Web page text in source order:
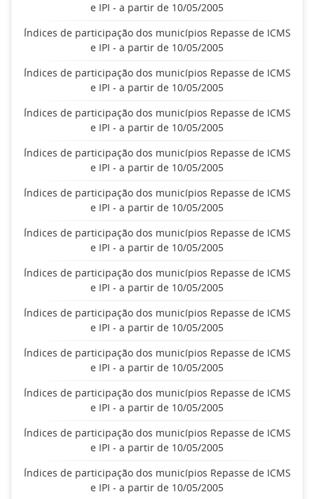
e IPI - a partir de 10/05/2005
Índices de participação dos municípios Repasse de ICMS
e IPI - a partir de 10/05/2005
Índices de participação dos municípios Repasse de ICMS
e IPI - a partir de 10/05/2005
Índices de participação dos municípios Repasse de ICMS
e IPI - a partir de 10/05/2005
Índices de participação dos municípios Repasse de ICMS
e IPI - a partir de 10/05/2005
Índices de participação dos municípios Repasse de ICMS
e IPI - a partir de 10/05/2005
Índices de participação dos municípios Repasse de ICMS
e IPI - a partir de 10/05/2005
Índices de participação dos municípios Repasse de ICMS
e IPI - a partir de 10/05/2005
Índices de participação dos municípios Repasse de ICMS
e IPI - a partir de 10/05/2005
Índices de participação dos municípios Repasse de ICMS
e IPI - a partir de 10/05/2005
Índices de participação dos municípios Repasse de ICMS
e IPI - a partir de 10/05/2005
Índices de participação dos municípios Repasse de ICMS
e IPI - a partir de 10/05/2005
Índices de participação dos municípios Repasse de ICMS
e IPI - a partir de 10/05/2005